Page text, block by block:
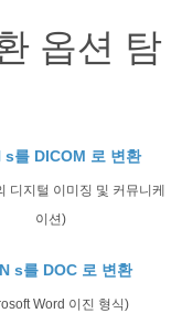
옵션 탐
s를 DICOM 로 변환
디지털 이미징 및 커뮤니케
이션)
s를 DOC 로 변환
Word 이진 형식)